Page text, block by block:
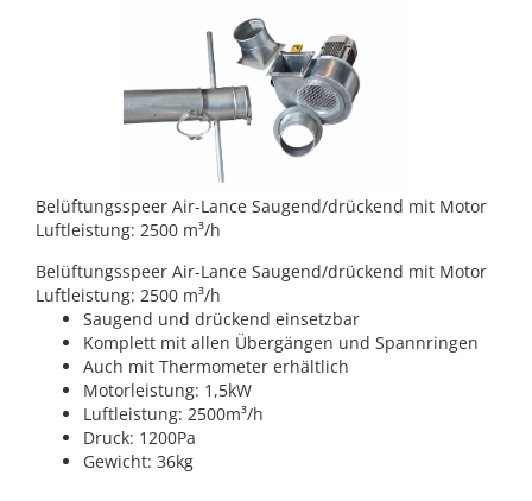
Belüftungsspeer Air-Lance Saugend/drückend mit Motor
Luftleistung: 2500 m³/h
Belüftungsspeer Air-Lance Saugend/drückend mit Motor
Luftleistung: 2500 m³/h
Saugend und drückend einsetzbar
Komplett mit allen Übergängen und Spannringen
Auch mit Thermometer erhältlich
Motorleistung: 1,5kW
Luftleistung: 2500m³/h
Druck: 1200Pa
Gewicht: 36kg